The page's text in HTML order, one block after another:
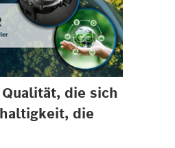
Qualität, die sich
die